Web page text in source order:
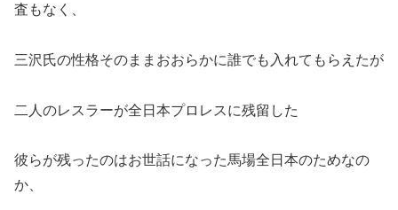
査もなく、
三沢氏の性格そのままおおらかに誰でも入れてもらえたが
二人のレスラーが全日本プロレスに残留した
彼らが残ったのはお世話になった馬場全日本のためなの
か、